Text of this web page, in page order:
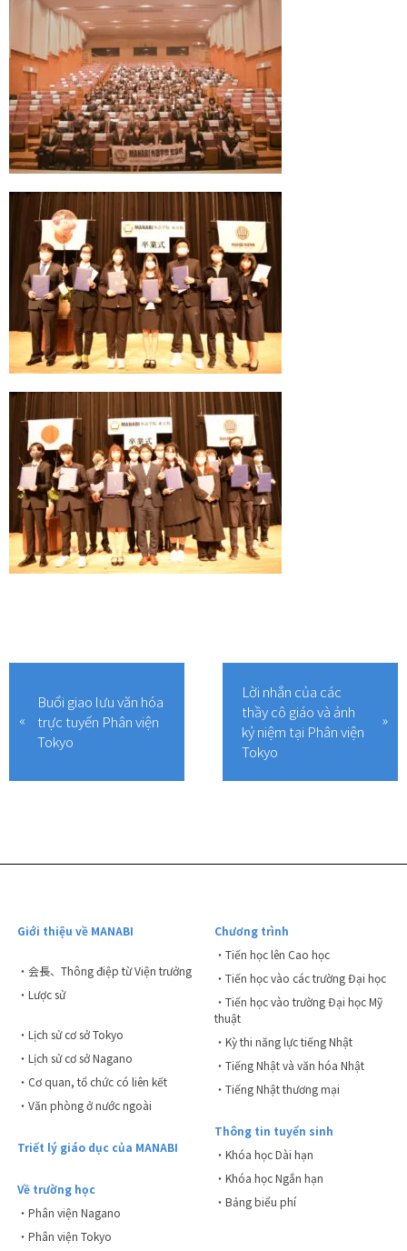
Buổi giao lưu văn hóa
trực tuyến Phân viện
Tokyo
Lời nhắn của các
thầy cô giáo và ảnh
kỷ niệm tại Phân viện
Tokyo
Giới thiệu về MANABI
・会長、Thông điệp từ Viện trưởng
・Lược sử
・Lịch sử cơ sở Tokyo
・Lịch sử cơ sở Nagano
・Cơ quan, tổ chức có liên kết
・Văn phòng ở nước ngoài
Triết lý giáo dục của MANABI
Về trường học
・Phân viện Nagano
・Phân viện Tokyo
Chương trình
・Tiến học lên Cao học
・Tiến học vào các trường Đại học
・Tiến học vào trường Đại học Mỹ
thuật
・Kỳ thi năng lực tiếng Nhật
・Tiếng Nhật và văn hóa Nhật
・Tiếng Nhật thương mại
Thông tin tuyển sinh
・Khóa học Dài hạn
・Khóa học Ngắn hạn
・Bảng biểu phí